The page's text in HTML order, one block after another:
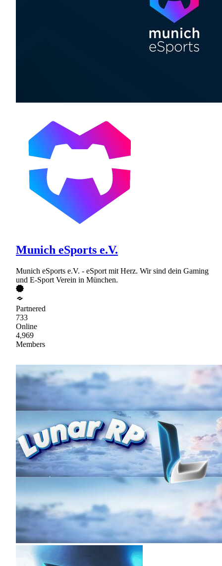
Munich eSports e.V.
Munich eSports e.V. - eSport mit Herz. Wir sind dein Gaming
und E-Sport Verein in München.
Partnered
733
Online
4,969
Members